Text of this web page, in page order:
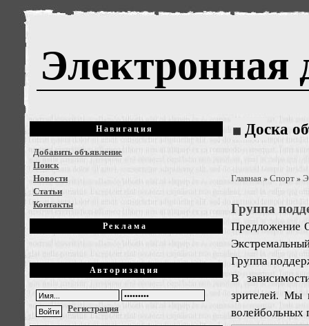
Электронная
Навигация
Добавить объявление
Поиск
Новости
Статьи
Контакты
Реклама
Авторизация
Регистрация
Доска
Главная»Спорт»
Группа
Предложение
Группа
В
зрителей. Мы
волейбольных